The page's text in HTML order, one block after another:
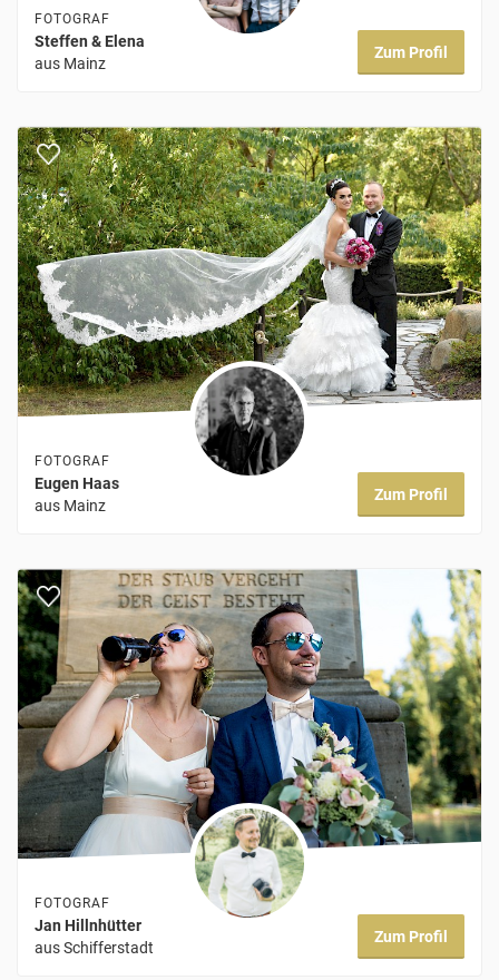
FOTOGRAF
Steffen & Elena
aus Mainz
Zum Profil
FOTOGRAF
Eugen Haas
aus Mainz
Zum Profil
FOTOGRAF
Jan Hillnhütter
aus Schifferstadt
Zum Profil